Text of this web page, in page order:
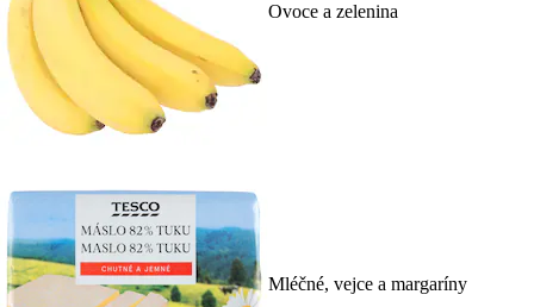
Ovoce a zelenina
Mléčné, vejce a margaríny